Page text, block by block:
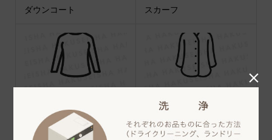
ダウンコート スカーフ
チュニック
